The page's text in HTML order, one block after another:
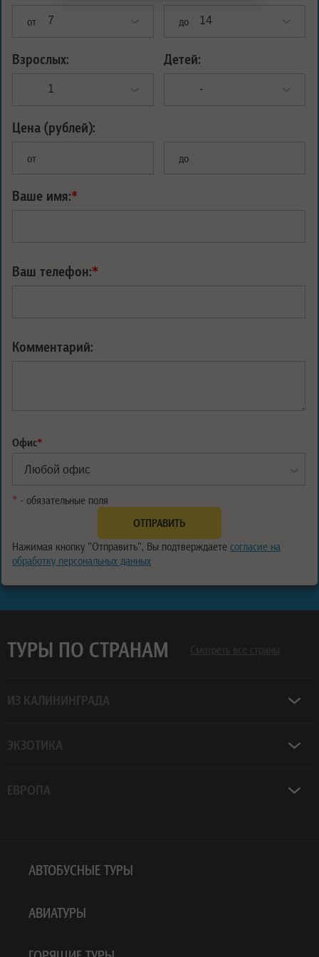
от до
Взрослых: Детей:
Цена (рублей):
от до
Ваше имя:*
Ваш телефон:*
Комментарий:
Офис*
* - обязательные поля
Нажимая кнопку "Отправить", Вы подтверждаете согласие на
обработку персональных данных
ТУРЫ ПО СТРАНАМ Смотреть все страны
ИЗ КАЛИНИНГРАДА
ЭКЗОТИКА
ЕВРОПА
АВТОБУСНЫЕ ТУРЫ
АВИАТУРЫ